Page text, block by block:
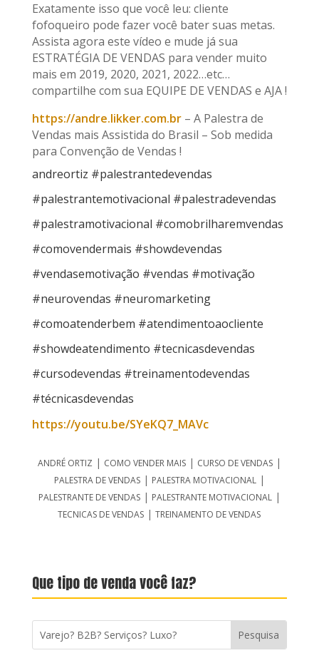
Exatamente isso que você leu: cliente
fofoqueiro pode fazer você bater suas metas.
Assista agora este vídeo e mude já sua
ESTRATÉGIA DE VENDAS para vender muito
mais em 2019, 2020, 2021, 2022…etc…
compartilhe com sua EQUIPE DE VENDAS e AJA !
https://andre.likker.com.br– A Palestra de
Vendas mais Assistida do Brasil – Sob medida
para Convenção de Vendas !
andreortiz #palestrantedevendas
#palestrantemotivacional #palestradevendas
#palestramotivacional #comobrilharemvendas
#comovendermais #showdevendas
#vendasemotivação #vendas #motivação
#neurovendas #neuromarketing
#comoatenderbem #atendimentoaocliente
#showdeatendimento #tecnicasdevendas
#cursodevendas #treinamentodevendas
#técnicasdevendas
https://youtu.be/SYeKQ7_MAVc
ANDRÉ ORTIZ | COMO VENDER MAIS| CURSO DE VENDAS|
PALESTRA DE VENDAS| PALESTRA MOTIVACIONAL|
PALESTRANTE DE VENDAS| PALESTRANTE MOTIVACIONAL|
TECNICAS DE VENDAS |TREINAMENTO DE VENDAS
Que tipo de venda você faz?